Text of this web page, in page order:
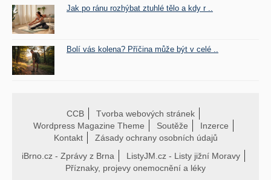
Jak po ránu rozhýbat ztuhlé tělo a kdy r ..
Bolí vás kolena? Příčina může být v celé ..
CCB
Tvorba webových stránek
Wordpress Magazine Theme
Soutěže
Inzerce
Kontakt
Zásady ochrany osobních údajů
iBrno.cz - Zprávy z Brna
ListyJM.cz - Listy jižní Moravy
Příznaky, projevy onemocnění a léky